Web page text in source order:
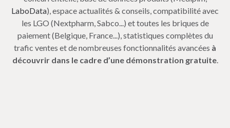
LaboData), espace actualités & conseils, compatibilité avec
les LGO (Nextpharm, Sabco...) et toutes les briques de
paiement (Belgique, France...), statistiques complètes du
trafic ventes et de nombreuses fonctionnalités avancées à
découvrir dans le cadre d’une démonstration gratuite.